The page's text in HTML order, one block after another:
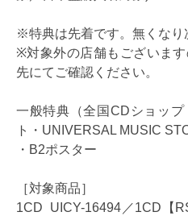
※特典は先着です。無くなり
※対象外の店舗もございま
先にてご確認ください。
一般特典（全国CDショッ
ト・UNIVERSAL MUSIC
・B2ポスター
［対象商品］
1CD UICY-16494／1CD【